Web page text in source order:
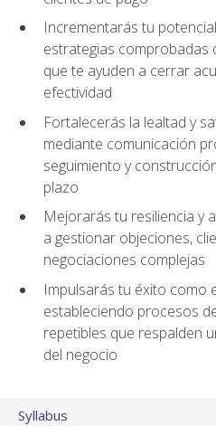
Incrementarás tu
estrategias comprobadas
que te ayuden a cerrar
efectividad
Fortalecerás la lealtad y
mediante comunicación
seguimiento y
plazo
Mejorarás tu resiliencia y
a gestionar objeciones,
negociaciones complejas
Impulsarás tu éxito como
estableciendo procesos
repetibles que respalden
del negocio
Syllabus